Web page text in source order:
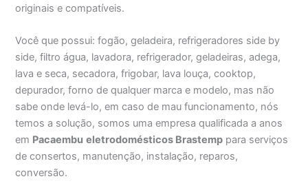
originais e compatíveis.
Você que possui: fogão, geladeira, refrigeradores side by
side, filtro água, lavadora, refrigerador, geladeiras, adega,
lava e seca, secadora, frigobar, lava louça, cooktop,
depurador, forno de qualquer marca e modelo, mas não
sabe onde levá-lo, em caso de mau funcionamento, nós
temos a solução, somos uma empresa qualificada a anos
em Pacaembu eletrodomésticos Brastemp para serviços
de consertos, manutenção, instalação, reparos,
conversão.